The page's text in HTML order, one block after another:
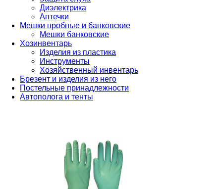
Диэлектрика
Аптечки
Мешки пробные и банковские
Мешки банковские
Хозинвентарь
Изделия из пластика
Инструменты
Хозяйственный инвентарь
Брезент и изделия из него
Постельные принадлежности
Автополога и тенты